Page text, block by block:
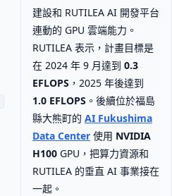
建設和 RUTILEA AI 開發平台
連動的 GPU 雲端能力。
RUTILEA 表示，計畫目標是
在 2024 年 9 月達到 0.3
EFLOPS ，2025 年後達到
1.0 EFLOPS 。後續位於福島
縣大熊町的 AI Fukushima
Data Center 使用 NVIDIA
H100 GPU，把算力資源和
RUTILEA 的垂直 AI 事業接在
一起。